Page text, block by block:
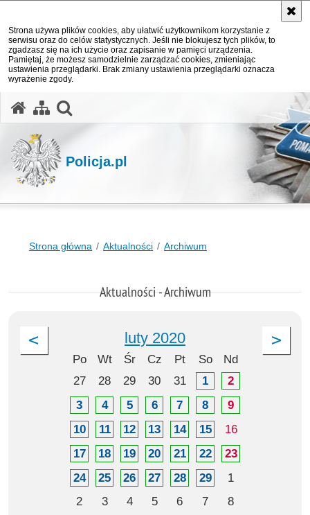
Strona używa plików cookies, aby ułatwić użytkownikom korzystanie z
serwisu oraz do celów statystycznych. Jeśli nie blokujesz tych plików, to
zgadzasz się na ich użycie oraz zapisanie w pamięci urządzenia.
Pamiętaj, że możesz samodzielnie zarządzać cookies, zmieniając
ustawienia przeglądarki. Brak zmiany ustawienia przeglądarki oznacza
wyrażenie zgody.
Policja.pl
Strona główna Aktualności Archiwum
Aktualności - Archiwum
luty 2020
Po Wt Śr Cz Pt So
Nd
27
28 29 30 31 1
2
3
4 5 6 7 8
9
10
11 12 13 14 15
16
17
18 19 20 21 22
23
24
25 26 27 28 29
1
2
3 4 5 6 7 8